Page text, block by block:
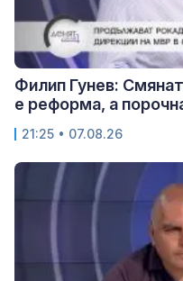
Филип Гунев:
е реформа, а
21:25 • 07.08.26